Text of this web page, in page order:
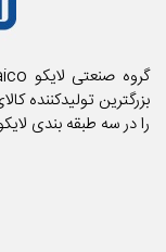
تشک فنری
تشک
حوله استخری
حوله تن پوش
حوله تن
بزرگترین تولیدکننده
را در سه طبقه بندی